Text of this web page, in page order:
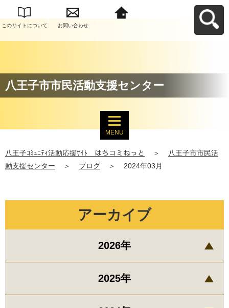
このサイトについて お問い合わせ
八王子市市民活動支援センター
MENU
八王子ｺﾐｭﾆﾃｨ活動応援ｻｲﾄ はちコミねっと ＞
八王子市市民活
動支援センター
＞ ブログ ＞ 2024年03月
アーカイブ
2026年
2025年